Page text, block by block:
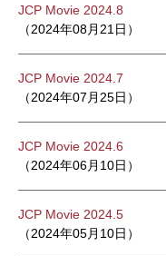
JCP Movie 2024.8
（2024年08月21日）
JCP Movie 2024.7
（2024年07月25日）
JCP Movie 2024.6
（2024年06月10日）
JCP Movie 2024.5
（2024年05月10日）